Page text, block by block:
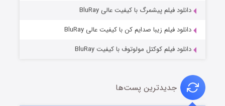
دانلود فیلم پیشمرگ با کیفیت عالی BluRay
دانلود فیلم زیبا صدایم کن با کیفیت عالی BluRay
دانلود فیلم کوکتل مولوتوف با کیفیت BluRay
جدیدترین پست‌ها